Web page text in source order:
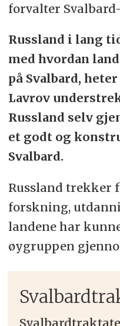
forvalter
Russland i lang
med hvordan
på Svalbard,
Lavrov
Russland selv
et godt og
Svalbard.
Russland trekker
forskning,
landene har
øygruppen